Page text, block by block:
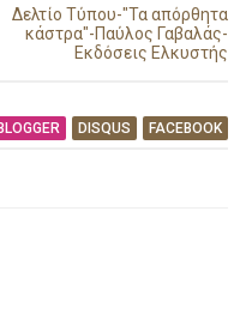
Δελτίο Τύπου-"Τα απόρθητα
κάστρα"-Παύλος Γαβαλάς-
Εκδόσεις Ελκυστής
BLOGGER DISQUS FACEBOOK